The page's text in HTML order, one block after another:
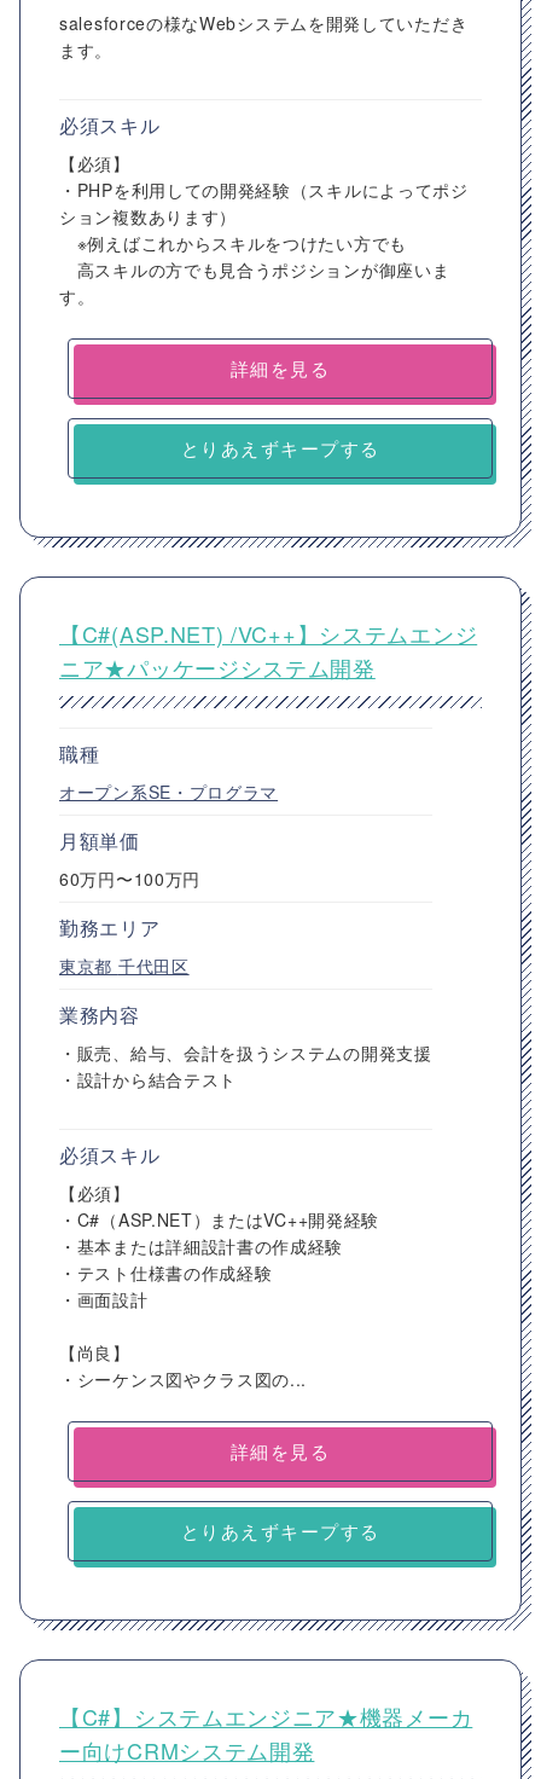
salesforceの様なWebシステムを開発していただき
ます。
必須スキル
【必須】
・PHPを利用しての開発経験（スキルによってポジ
ション複数あります）
※例えばこれからスキルをつけたい方でも
高スキルの方でも見合うポジションが御座いま
す。
詳細を見る
とりあえずキープする
【C#(ASP.NET) /VC++】システムエンジ
ニア★パッケージシステム開発
職種
オープン系SE・プログラマ
月額単価
60万円〜100万円
勤務エリア
東京都 千代田区
業務内容
・販売、給与、会計を扱うシステムの開発支援
・設計から結合テスト
必須スキル
【必須】
・C#（ASP.NET）またはVC++開発経験
・基本または詳細設計書の作成経験
・テスト仕様書の作成経験
・画面設計
【尚良】
・シーケンス図やクラス図の...
詳細を見る
とりあえずキープする
【C#】システムエンジニア★機器メーカ
ー向けCRMシステム開発